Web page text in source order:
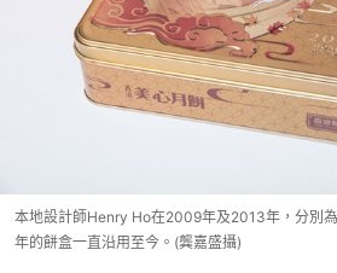
本地設計師Henry Ho在2009年及2013年，分別
年的餅盒一直沿用至今。(龔嘉盛攝)